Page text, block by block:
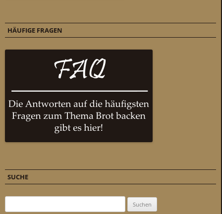
HÄUFIGE FRAGEN
SUCHE